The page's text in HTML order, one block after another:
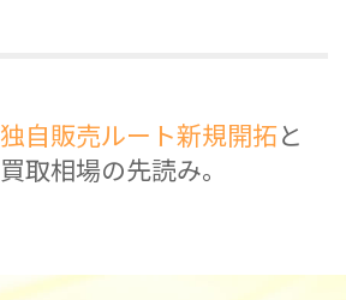
独自販売ルート新規開拓と
買取相場の先読み。